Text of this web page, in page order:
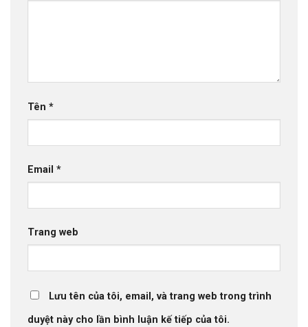
Tên *
Email *
Trang web
Lưu tên của tôi, email, và trang web trong trình
duyệt này cho lần bình luận kế tiếp của tôi.